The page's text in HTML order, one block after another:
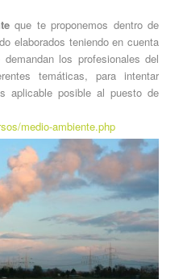
que te proponemos dentro de
elaborados teniendo en cuenta
los profesionales del
temáticas, para intentar
aplicable posible al puesto de
medio-ambiente.php